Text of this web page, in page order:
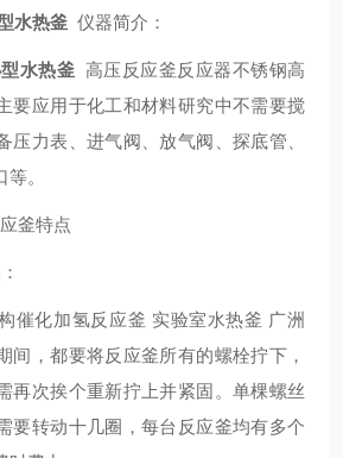
水热釜 仪器简介：
水热釜 高压反应釜反应器不锈钢高
要应用于化工和材料研究中不需要搅
压力表、进气阀、放气阀、探底管、
等。
釜特点
催化加氢反应釜 实验室水热釜 广洲
间，都要将反应釜所有的螺栓拧下，
再次挨个重新拧上并紧固。单棵螺丝
要转动十几圈，每台反应釜均有多个